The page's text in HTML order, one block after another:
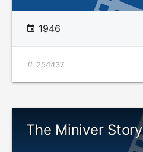
1946
254437
The Miniver Story